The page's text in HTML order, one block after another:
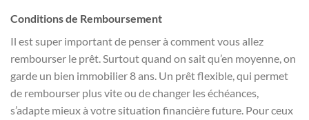
Conditions de Remboursement
Il est super important de penser à comment vous allez
rembourser le prêt. Surtout quand on sait qu’en moyenne, on
garde un bien immobilier 8 ans. Un prêt flexible, qui permet
de rembourser plus vite ou de changer les échéances,
s’adapte mieux à votre situation financière future. Pour ceux